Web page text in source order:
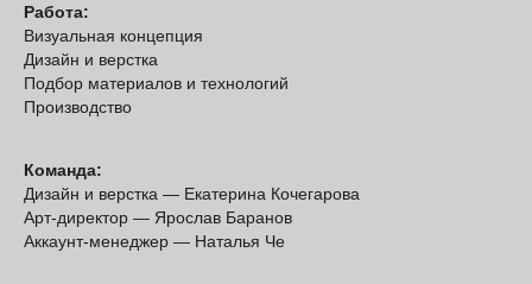
Работа:
Визуальная концепция
Дизайн и верстка
Подбор материалов и технологий
Производство
Команда:
Дизайн и верстка — Екатерина Кочегарова
Арт-директор — Ярослав Баранов
Аккаунт-менеджер — Наталья Че